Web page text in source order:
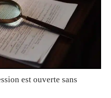
est ouverte sans